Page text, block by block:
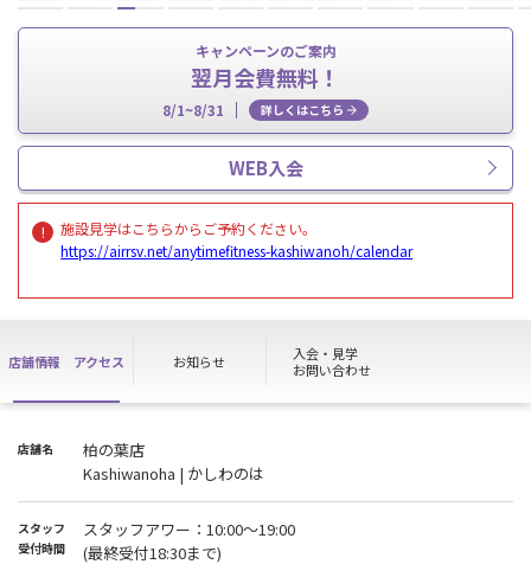
キャンペーンのご案内
翌月会費無料！
8/1~8/31 詳しくはこちら
WEB入会
施設見学はこちらからご予約ください。
https://airrsv.net/anytimefitness-kashiwanoh/calendar
店舗情報 アクセス お知らせ
入会・見学
お問い合わせ
店舗名
柏の葉店
Kashiwanoha | かしわのは
スタッフ
受付時間
スタッフアワー：10:00～19:00
(最終受付18:30まで)